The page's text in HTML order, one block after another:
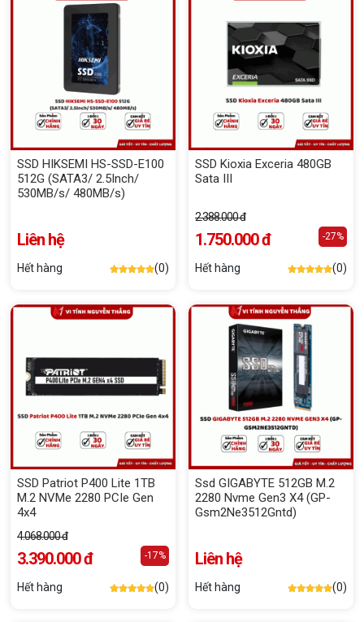
SSD HIKSEMI HS-SSD-E100
512G (SATA3/ 2.5Inch/
530MB/s/ 480MB/s)
Liên hệ
Hết hàng (0)
SSD Kioxia Exceria 480GB
Sata III
2.388.000 đ
1.750.000 đ -27%
Hết hàng (0)
SSD Patriot P400 Lite 1TB
M.2 NVMe 2280 PCIe Gen
4x4
4.068.000 đ
3.390.000 đ -17%
Hết hàng (0)
Ssd GIGABYTE 512GB M.2
2280 Nvme Gen3 X4 (GP-
Gsm2Ne3512Gntd)
Liên hệ
Hết hàng (0)